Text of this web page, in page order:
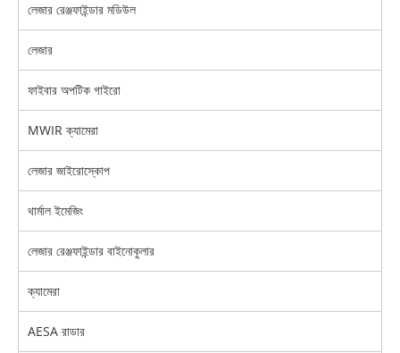
লেজার রেঞ্জফাইন্ডার মডিউল
লেজার
ফাইবার অপটিক গাইরো
MWIR ক্যামেরা
লেজার জাইরোস্কোপ
থার্মাল ইমেজিং
লেজার রেঞ্জফাইন্ডার বাইনোকুলার
ক্যামেরা
AESA রাডার